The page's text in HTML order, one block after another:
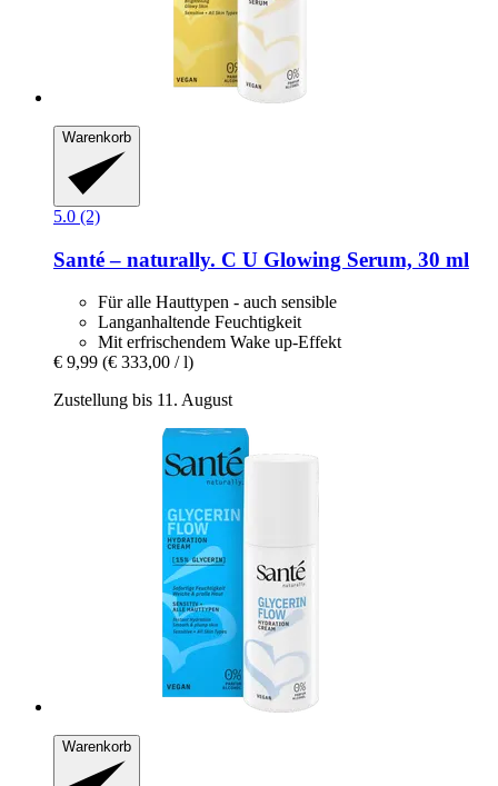
Warenkorb
5.0 (2)
Santé – naturally. C U Glowing Serum, 30 ml
Für alle Hauttypen - auch sensible
Langanhaltende Feuchtigkeit
Mit erfrischendem Wake up-Effekt
€ 9,99 (€ 333,00 / l)
Zustellung bis 11. August
Warenkorb